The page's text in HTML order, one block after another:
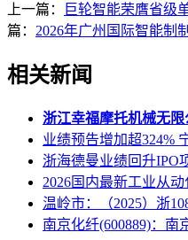
上一篇： 巨轮智能荣膺省级
篇： 2026年广州国际智能制
相关新闻
浙江幸福摩托机械无限
业绩预告增加超324%
浙海德曼业绩回升IPO
2026国内最新工业从
温岭市：（2025）浙
南京化纤(600889)：南